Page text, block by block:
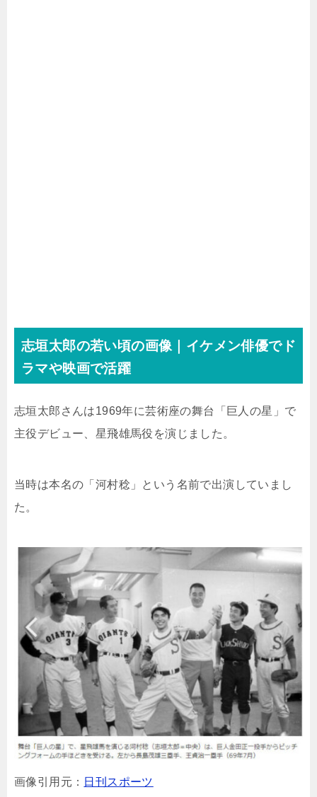
志垣太郎の若い頃の画像｜イケメン俳優でド
ラマや映画で活躍
志垣太郎さんは1969年に芸術座の舞台「巨人の星」で
主役デビュー、星飛雄馬役を演じました。
当時は本名の「河村稔」という名前で出演していまし
た。
画像引用元： 日刊スポーツ